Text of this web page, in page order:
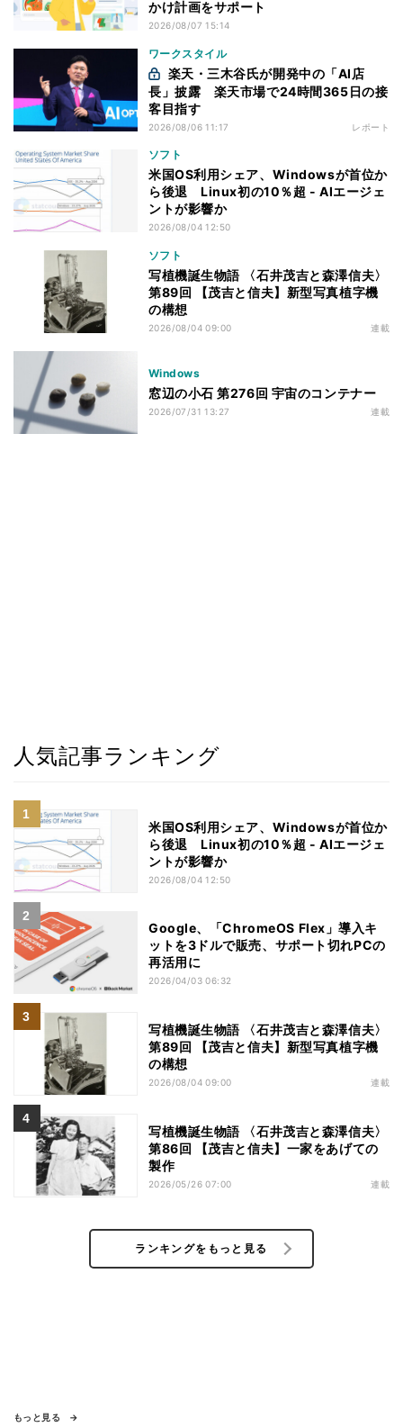
かけ計画をサポート
2026/08/07 15:14
ワークスタイル
長」披露 楽天市場で24時間365日の接
客目指す
2026/08/06 11:17 レポート
ソフト
米国OS利用シェア、Windowsが首位か
ら後退 Linux初の10％超 - AIエージェ
ントが影響か
2026/08/04 12:50
ソフト
写植機誕生物語 〈石井茂吉と森澤信夫〉
第89回 【茂吉と信夫】新型写真植字機
の構想
2026/08/04 09:00 連載
Windows
窓辺の小石 第276回 宇宙のコンテナー
2026/07/31 13:27 連載
人気記事ランキング
米国OS利用シェア、Windowsが首位か
ら後退 Linux初の10％超 - AIエージェ
ントが影響か
2026/08/04 12:50
Google、「ChromeOS Flex」導入キ
ットを3ドルで販売、サポート切れPCの
再活用に
2026/04/03 06:32
写植機誕生物語 〈石井茂吉と森澤信夫〉
第89回 【茂吉と信夫】新型写真植字機
の構想
2026/08/04 09:00 連載
写植機誕生物語 〈石井茂吉と森澤信夫〉
第86回 【茂吉と信夫】一家をあげての
製作
2026/05/26 07:00 連載
ランキングをもっと見る
もっと見る